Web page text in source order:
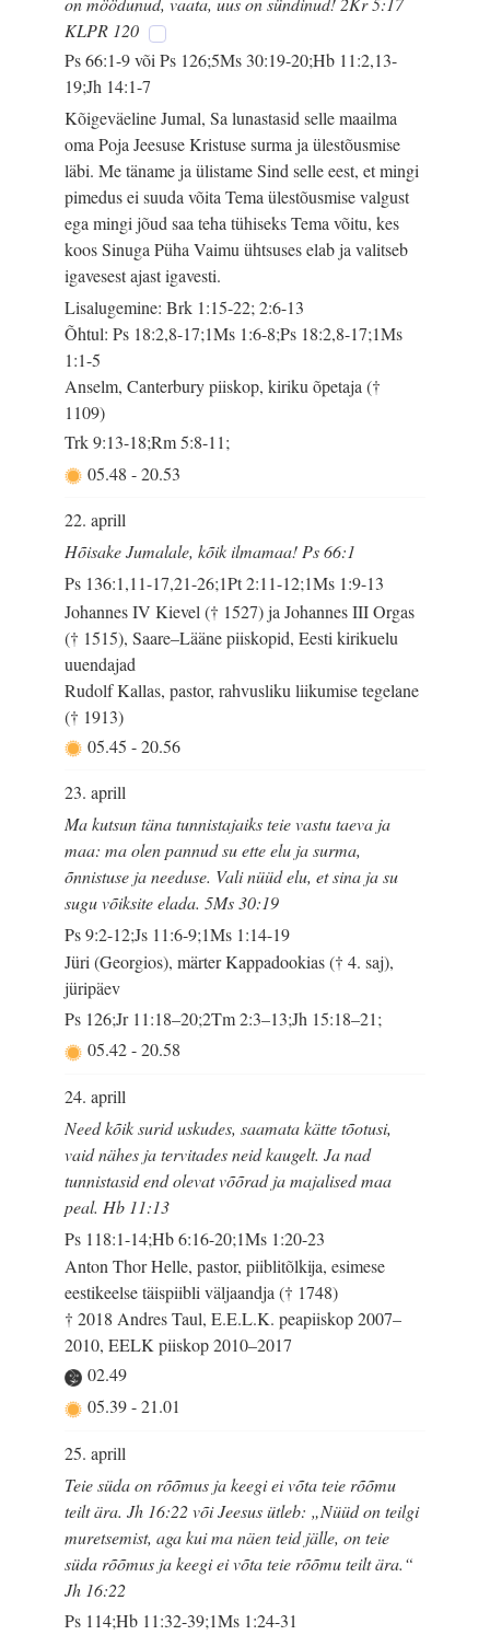
KLPR 120
Ps 66:1-9 või Ps 126;5Ms 30:19-20;Hb 11:2,13-
19;Jh 14:1-7
Kõigeväeline Jumal, Sa lunastasid selle maailma
oma Poja Jeesuse Kristuse surma ja ülestõusmise
läbi. Me täname ja ülistame Sind selle eest, et mingi
pimedus ei suuda võita Tema ülestõusmise valgust
ega mingi jõud saa teha tühiseks Tema võitu, kes
koos Sinuga Püha Vaimu ühtsuses elab ja valitseb
igavesest ajast igavesti.
Lisalugemine: Brk 1:15-22; 2:6-13
Õhtul: Ps 18:2,8-17;1Ms 1:6-8;Ps 18:2,8-17;1Ms
1:1-5
Anselm, Canterbury piiskop, kiriku õpetaja (†
1109)
Trk 9:13-18;Rm 5:8-11;
05.48-20.53
22. aprill
Hõisake Jumalale, kõik ilmamaa! Ps 66:1
Ps 136:1,11-17,21-26;1Pt 2:11-12;1Ms 1:9-13
Johannes IV Kievel († 1527) ja Johannes III Orgas
(† 1515), Saare–Lääne piiskopid, Eesti kirikuelu
uuendajad
Rudolf Kallas, pastor, rahvusliku liikumise tegelane
(† 1913)
05.45-20.56
23. aprill
Ma kutsun täna tunnistajaiks teie vastu taeva ja
maa: ma olen pannud su ette elu ja surma,
õnnistuse ja needuse. Vali nüüd elu, et sina ja su
sugu võiksite elada. 5Ms 30:19
Ps 9:2-12;Js 11:6-9;1Ms 1:14-19
Jüri (Georgios), märter Kappadookias († 4. saj),
jüripäev
Ps 126;Jr 11:18–20;2Tm 2:3–13;Jh 15:18–21;
05.42-20.58
24. aprill
Need kõik surid uskudes, saamata kätte tõotusi,
vaid nähes ja tervitades neid kaugelt. Ja nad
tunnistasid end olevat võõrad ja majalised maa
peal. Hb 11:13
Ps 118:1-14;Hb 6:16-20;1Ms 1:20-23
Anton Thor Helle, pastor, piiblitõlkija, esimese
eestikeelse täispiibli väljaandja († 1748)
† 2018 Andres Taul, E.E.L.K. peapiiskop 2007–
2010, EELK piiskop 2010–2017
02.49
05.39-21.01
25. aprill
Teie süda on rõõmus ja keegi ei võta teie rõõmu
teilt ära. Jh 16:22 või Jeesus ütleb: „Nüüd on teilgi
muretsemist, aga kui ma näen teid jälle, on teie
süda rõõmus ja keegi ei võta teie rõõmu teilt ära.“
Jh 16:22
Ps 114;Hb 11:32-39;1Ms 1:24-31